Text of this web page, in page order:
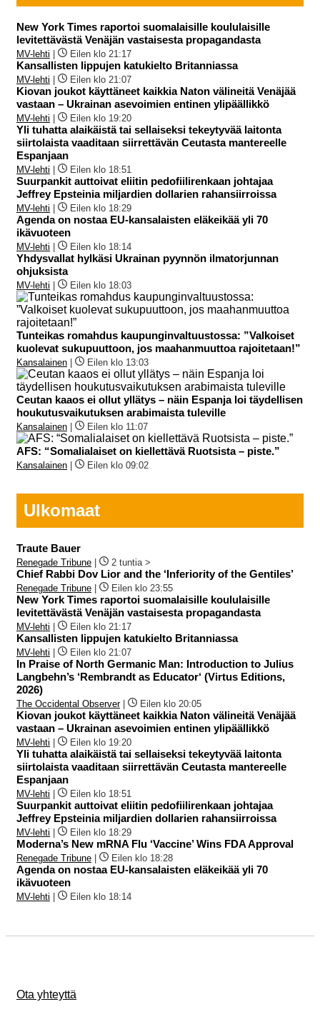
New York Times raportoi suomalaisille koululaisille
levitettävästä Venäjän vastaisesta propagandasta
MV-lehti Eilen klo 21:17
Kansallisten lippujen katukielto Britanniassa
MV-lehti Eilen klo 21:07
Kiovan joukot käyttäneet kaikkia Naton välineitä Venäjää
vastaan – Ukrainan asevoimien entinen ylipäällikkö
MV-lehti Eilen klo 19:20
Yli tuhatta alaikäistä tai sellaiseksi tekeytyvää laitonta
siirtolaista vaaditaan siirrettävän Ceutasta mantereelle
Espanjaan
MV-lehti Eilen klo 18:51
Suurpankit auttoivat eliitin pedofiilirenkaan johtajaa
Jeffrey Epsteinia miljardien dollarien rahansiirroissa
MV-lehti Eilen klo 18:29
Agenda on nostaa EU-kansalaisten eläkeikää yli 70
ikävuoteen
MV-lehti Eilen klo 18:14
Yhdysvallat hylkäsi Ukrainan pyynnön ilmatorjunnan
ohjuksista
MV-lehti Eilen klo 18:03
Tunteikas romahdus kaupunginvaltuustossa: ”Valkoiset
kuolevat sukupuuttoon, jos maahanmuuttoa rajoitetaan!”
Kansalainen Eilen klo 13:03
Ceutan kaaos ei ollut yllätys – näin Espanja loi täydellisen
houkutusvaikutuksen arabimaista tuleville
Kansalainen Eilen klo 11:07
AFS: “Somalialaiset on kiellettävä Ruotsista – piste.”
Kansalainen Eilen klo 09:02
Ulkomaat
Traute Bauer
Renegade Tribune 2 tuntia >
Chief Rabbi Dov Lior and the ‘Inferiority of the Gentiles’
Renegade Tribune Eilen klo 23:55
New York Times raportoi suomalaisille koululaisille
levitettävästä Venäjän vastaisesta propagandasta
MV-lehti Eilen klo 21:17
Kansallisten lippujen katukielto Britanniassa
MV-lehti Eilen klo 21:07
In Praise of North Germanic Man: Introduction to Julius
Langbehn’s ‘Rembrandt as Educator‘ (Virtus Editions,
2026)
The Occidental Observer| Eilen klo 20:05
Kiovan joukot käyttäneet kaikkia Naton välineitä Venäjää
vastaan – Ukrainan asevoimien entinen ylipäällikkö
MV-lehti Eilen klo 19:20
Yli tuhatta alaikäistä tai sellaiseksi tekeytyvää laitonta
siirtolaista vaaditaan siirrettävän Ceutasta mantereelle
Espanjaan
MV-lehti Eilen klo 18:51
Suurpankit auttoivat eliitin pedofiilirenkaan johtajaa
Jeffrey Epsteinia miljardien dollarien rahansiirroissa
MV-lehti Eilen klo 18:29
Moderna’s New mRNA Flu ‘Vaccine’ Wins FDA Approval
Renegade Tribune Eilen klo 18:28
Agenda on nostaa EU-kansalaisten eläkeikää yli 70
ikävuoteen
MV-lehti Eilen klo 18:14
Ota yhteyttä